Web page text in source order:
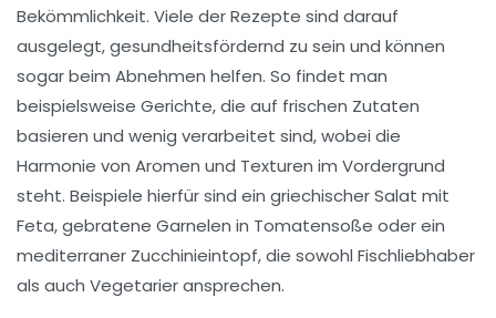
Bekömmlichkeit. Viele der Rezepte sind darauf
ausgelegt, gesundheitsfördernd zu sein und können
sogar beim Abnehmen helfen. So findet man
beispielsweise Gerichte, die auf frischen Zutaten
basieren und wenig verarbeitet sind, wobei die
Harmonie von Aromen und Texturen im Vordergrund
steht. Beispiele hierfür sind ein griechischer Salat mit
Feta,gebratene Garnelen in Tomatensoße oder ein
mediterraner Zucchinieintopf, die sowohl Fischliebhaber
als auch Vegetarieransprechen.